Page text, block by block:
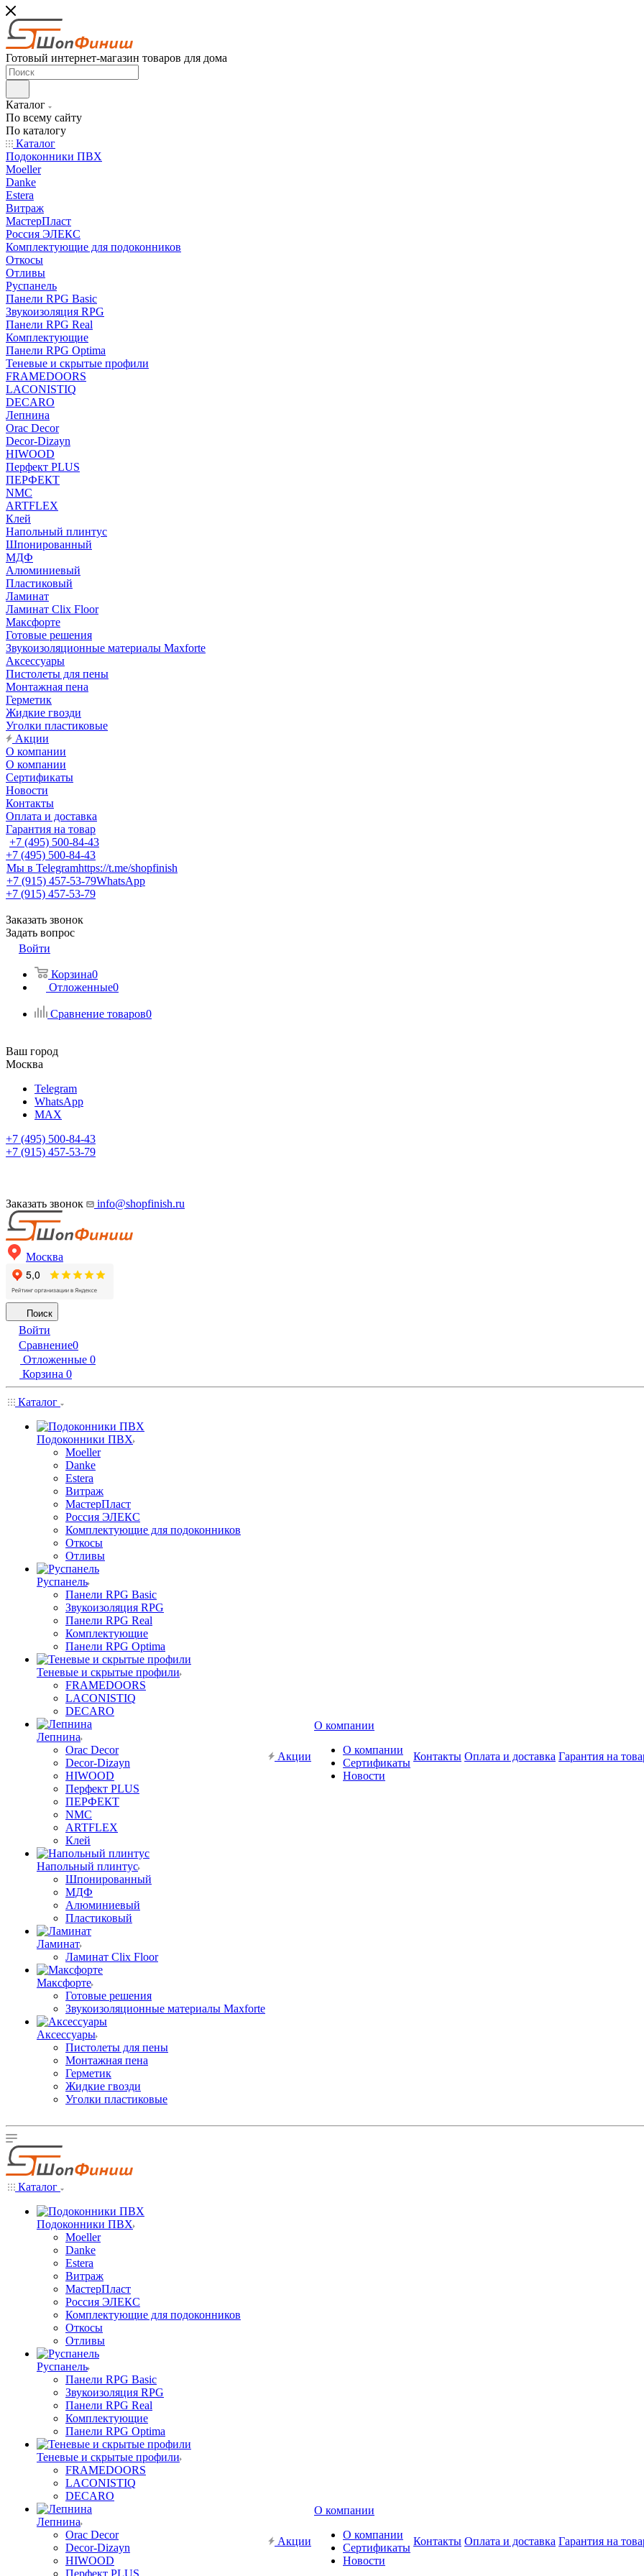
Готовый интернет-магазин товаров для дома
Каталог
По всему сайту
По каталогу
Каталог
Подоконники ПВХ
Moeller
Danke
Estera
Витраж
МастерПласт
Россия ЭЛЕКС
Комплектующие для подоконников
Откосы
Отливы
Руспанель
Панели RPG Basic
Звукоизоляция RPG
Панели RPG Real
Комплектующие
Панели RPG Optima
Теневые и скрытые профили
FRAMEDOORS
LACONISTIQ
DECARO
Лепнина
Orac Decor
Decor-Dizayn
HIWOOD
Перфект PLUS
ПЕРФЕКТ
NMC
ARTFLEX
Клей
Напольный плинтус
Шпонированный
МДФ
Алюминиевый
Пластиковый
Ламинат
Ламинат Clix Floor
Максфорте
Готовые решения
Звукоизоляционные материалы Maxforte
Аксессуары
Пистолеты для пены
Монтажная пена
Герметик
Жидкие гвозди
Уголки пластиковые
Акции
О компании
О компании
Сертификаты
Новости
Контакты
Оплата и доставка
Гарантия на товар
+7 (495) 500-84-43
+7 (495) 500-84-43
Мы в Telegramhttps://t.me/shopfinish
+7 (915) 457-53-79WhatsApp
+7 (915) 457-53-79
Заказать звонок
Задать вопрос
Войти
Корзина0
Отложенные0
Сравнение товаров0
Ваш город
Москва
Telegram
WhatsApp
MAX
+7 (495) 500-84-43
+7 (915) 457-53-79
Заказать звонок info@shopfinish.ru
Москва
Поиск
Войти
Сравнение0
Отложенные 0
Корзина 0
Каталог
Подоконники ПВХ
Moeller
Danke
Estera
Витраж
МастерПласт
Россия ЭЛЕКС
Комплектующие для подоконников
Откосы
Отливы
Руспанель
Панели RPG Basic
Звукоизоляция RPG
Панели RPG Real
Комплектующие
Панели RPG Optima
Теневые и скрытые профили
FRAMEDOORS
LACONISTIQ
DECARO
Лепнина
Orac Decor
Decor-Dizayn
HIWOOD
Перфект PLUS
ПЕРФЕКТ
NMC
ARTFLEX
Клей
Напольный плинтус
Шпонированный
МДФ
Алюминиевый
Пластиковый
Ламинат
Ламинат Clix Floor
Максфорте
Готовые решения
Звукоизоляционные материалы Maxforte
Аксессуары
Пистолеты для пены
Монтажная пена
Герметик
Жидкие гвозди
Уголки пластиковые
Акции
О компании
О компании
Сертификаты
Новости
Контакты Оплата и доставка Гарантия на
Каталог
Подоконники ПВХ
Moeller
Danke
Estera
Витраж
МастерПласт
Россия ЭЛЕКС
Комплектующие для подоконников
Откосы
Отливы
Руспанель
Панели RPG Basic
Звукоизоляция RPG
Панели RPG Real
Комплектующие
Панели RPG Optima
Теневые и скрытые профили
FRAMEDOORS
LACONISTIQ
DECARO
Лепнина
Orac Decor
Decor-Dizayn
HIWOOD
Перфект PLUS
Акции
О компании
О компании
Сертификаты
Новости
Контакты Оплата и доставка Гарантия на